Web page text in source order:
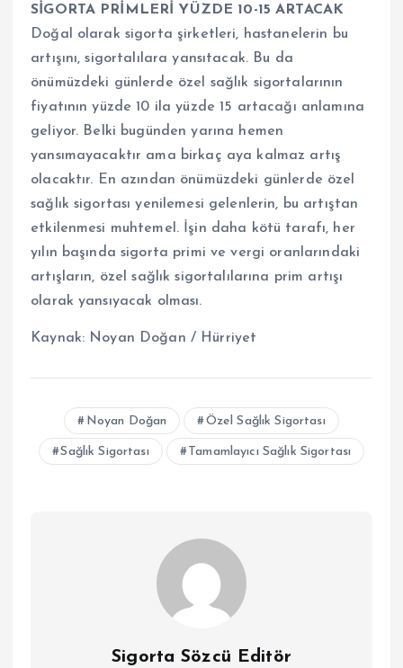
SİGORTA PRİMLERİ YÜZDE 10-15 ARTACAK
Doğal olarak sigorta şirketleri, hastanelerin bu
artışını, sigortalılara yansıtacak. Bu da
önümüzdeki günlerde özel sağlık sigortalarının
fiyatının yüzde 10 ila yüzde 15 artacağı anlamına
geliyor. Belki bugünden yarına hemen
yansımayacaktır ama birkaç aya kalmaz artış
olacaktır. En azından önümüzdeki günlerde özel
sağlık sigortası yenilemesi gelenlerin, bu artıştan
etkilenmesi muhtemel. İşin daha kötü tarafı, her
yılın başında sigorta primi ve vergi oranlarındaki
artışların, özel sağlık sigortalılarına prim artışı
olarak yansıyacak olması.
Kaynak: Noyan Doğan / Hürriyet
Noyan Doğan Özel Sağlık Sigortası
Sağlık Sigortası Tamamlayıcı Sağlık Sigortası
Sigorta Sözcü Editör